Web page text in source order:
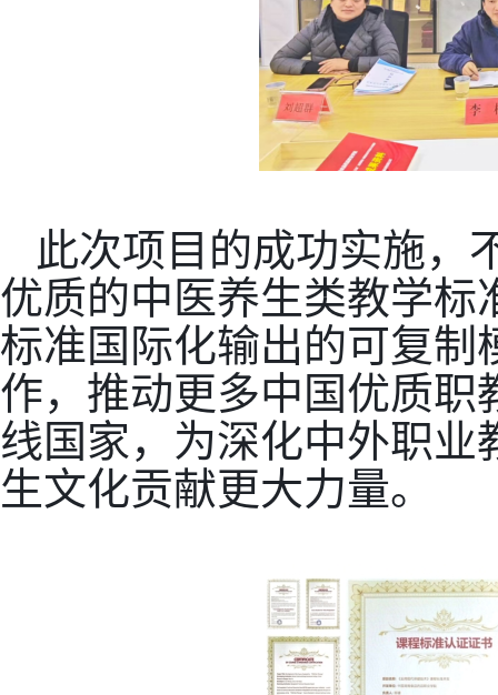
此次项目的成功实施，
优质的中医养生类教学标
标准国际化输出的可复制
作，推动更多中国优质职
线国家，为深化中外职
生文化贡献更大力量。